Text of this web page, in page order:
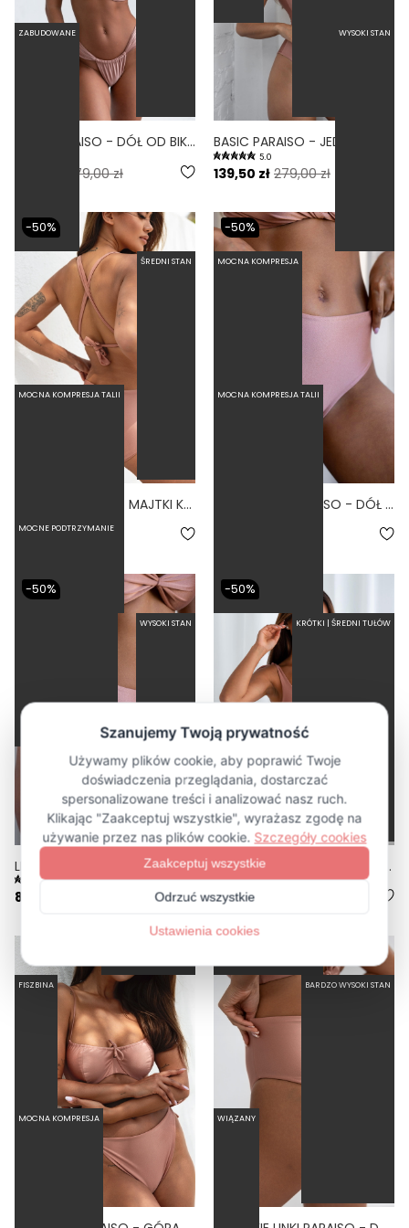
AURA PARAISO - DÓŁ OD BIKINI WYCIĘTY BRAZYLIJSKI BRUDNY RÓŻ
179,00 zł
5.0
139,50 zł 279,00 zł
ZABUDOWANE
ŚREDNI STAN
-50%
CUBRO PARAISO - MAJTKI KĄPIELOWE ZABUDOWANE BRUDNY RÓŻ
79,50 zł 159,00 zł
WYSOKI STAN
MOCNA KOMPRESJA
-50%
HIGH WAIST PARAISO - DÓŁ OD BIKINI WYSOKI STAN FIGI BRUDNY RÓŻ
MOCNA KOMPRESJA TALII
WYSOKI STAN
-50%
LINKI PARAISO - DÓŁ OD BIKINI WYSOKI STAN BRAZYLIANY RÓŻOWY
5.0
89,50 zł
MOCNA KOMPRESJA TALII
KRÓTKI | ŚREDNI TUŁÓW
-50%
PINACCLE PARAISO - JEDNOCZĘŚCIOWY STRÓJ KĄPIELOWY MODELUJĄCY WIĄZANY BRUDNY RÓŻ
5.0
139,50 zł
MOCNE PODTRZYMANIE
MIEJSCE NA WKŁADKI
FISZBINA
MOCNA KOMPRESJA TALII
BARDZO WYSOKI STAN
MOCNA KOMPRESJA WIĄZANY